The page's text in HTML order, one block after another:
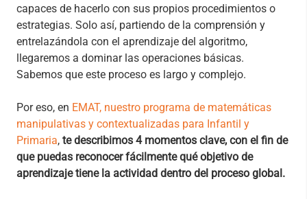
capaces de hacerlo con sus propios procedimientos o
estrategias. Solo así, partiendo de la comprensión y
entrelazándola con el aprendizaje del algoritmo,
llegaremos a dominar las operaciones básicas.
Sabemos que este proceso es largo y complejo.
Por eso, en EMAT, nuestro programa de matemáticas
manipulativas y contextualizadas para Infantil y
Primaria, te describimos 4 momentos clave, con el fin de
que puedas reconocer fácilmente qué objetivo de
aprendizaje tiene la actividad dentro del proceso global.